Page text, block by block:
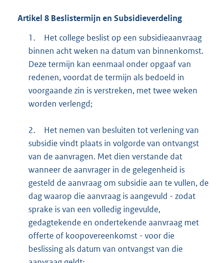
Artikel 8 Beslistermijn en Subsidieverdeling
1.
Het college beslist op een subsidieaanvraag
binnen acht weken na datum van binnenkomst.
Deze termijn kan eenmaal onder opgaaf van
redenen, voordat de termijn als bedoeld in
voorgaande zin is verstreken, met twee weken
worden verlengd;
2.
Het nemen van besluiten tot verlening van
subsidie vindt plaats in volgorde van ontvangst
van de aanvragen. Met dien verstande dat
wanneer de aanvrager in de gelegenheid is
gesteld de aanvraag om subsidie aan te vullen, de
dag waarop die aanvraag is aangevuld - zodat
sprake is van een volledig ingevulde,
gedagtekende en ondertekende aanvraag met
offerte of koopovereenkomst - voor die
beslissing als datum van ontvangst van die